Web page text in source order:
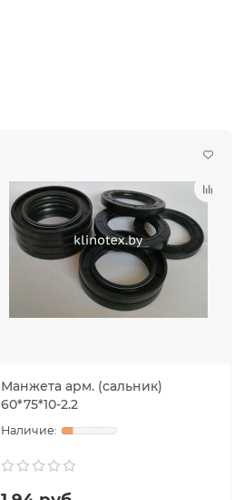
Манжета арм. (сальник)
60*75*10-2.2